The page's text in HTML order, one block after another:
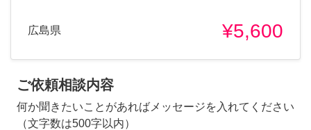
広島県 ¥5,600
ご依頼相談内容
何か聞きたいことがあればメッセージを入れてください
（文字数は500字以内）